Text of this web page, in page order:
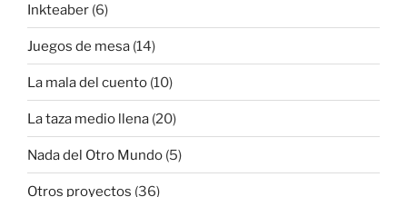
Inkteaber (6)
Juegos de mesa (14)
La mala del cuento (10)
La taza medio llena (20)
Nada del Otro Mundo (5)
Otros proyectos (36)